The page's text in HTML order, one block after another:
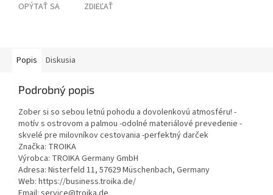
OPÝTAŤ SA ZDIEĽAŤ
Popis Diskusia
Podrobný popis
Zober si so sebou letnú pohodu a dovolenkovú atmosféru! -
motív s ostrovom a palmou -odolné materiálové prevedenie -
skvelé pre milovníkov cestovania -perfektný darček
Značka: TROIKA
Výrobca: TROIKA Germany GmbH
Adresa: Nisterfeld 11, 57629 Müschenbach, Germany
Web: https://business.troika.de/